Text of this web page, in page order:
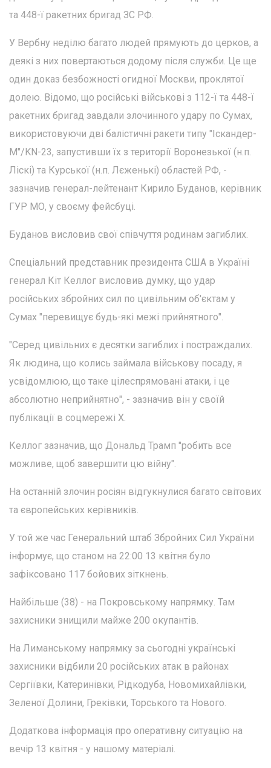
та 448-ї ракетних бригад ЗС РФ.
У Вербну неділю багато людей прямують до церков, а
деякі з них повертаються додому після служби. Це ще
один доказ безбожності огидної Москви, проклятої
долею. Відомо, що російські військові з 112-ї та 448-ї
ракетних бригад завдали злочинного удару по Сумах,
використовуючи дві балістичні ракети типу "Іскандер-
М"/KN-23, запустивши їх з території Воронезької (н.п.
Ліскі) та Курської (н.п. Лєженькі) областей РФ, -
зазначив генерал-лейтенант Кирило Буданов, керівник
ГУР МО, у своєму фейсбуці.
Буданов висловив свої співчуття родинам загиблих.
Спеціальний представник президента США в Україні
генерал Кіт Келлог висловив думку, що удар
російських збройних сил по цивільним об'єктам у
Сумах "перевищує будь-які межі прийнятного".
"Серед цивільних є десятки загиблих і постраждалих.
Як людина, що колись займала військову посаду, я
усвідомлюю, що таке цілеспрямовані атаки, і це
абсолютно неприйнятно", - зазначив він у своїй
публікації в соцмережі Х.
Келлог зазначив, що Дональд Трамп "робить все
можливе, щоб завершити цю війну".
На останній злочин росіян відгукнулися багато світових
та європейських керівників.
У той же час Генеральний штаб Збройних Сил України
інформує, що станом на 22:00 13 квітня було
зафіксовано 117 бойових зіткнень.
Найбільше (38) - на Покровському напрямку. Там
захисники знищили майже 200 окупантів.
На Лиманському напрямку за сьогодні українські
захисники відбили 20 російських атак в районах
Сергіївки, Катеринівки, Рідкодуба, Новомихайлівки,
Зеленої Долини, Греківки, Торського та Нового.
Додаткова інформація про оперативну ситуацію на
вечір 13 квітня - у нашому матеріалі.